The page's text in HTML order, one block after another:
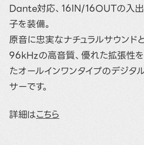
Dante対応、16IN/16OUTの入
子を装備。
原音に忠実なナチュラルサウンド
96kHzの高音質、優れた拡張性
たオールインワンタイプのデジタ
サーです。
詳細はこちら